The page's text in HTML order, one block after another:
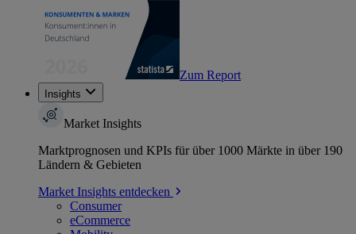
Zum Report
Insights
Market Insights
Marktprognosen und KPIs für über 1000 Märkte in über 190
Ländern & Gebieten
Market Insights entdecken
Consumer
eCommerce